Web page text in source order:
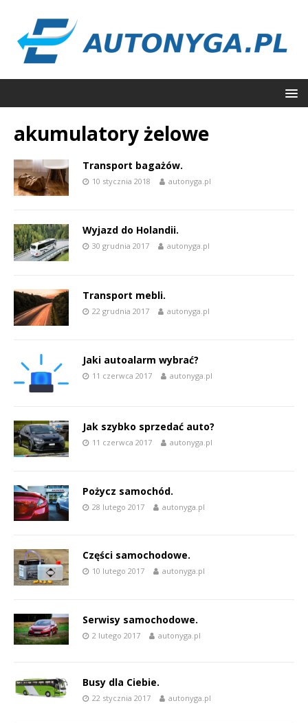
akumulatory żelowe
Transport bagażów.
10 stycznia 2018 autonyga.pl
Wyjazd do Holandii.
30 grudnia 2017 autonyga.pl
Transport mebli.
22 grudnia 2017 autonyga.pl
Jaki autoalarm wybrać?
11 czerwca 2017 autonyga.pl
Jak szybko sprzedać auto?
11 czerwca 2017 autonyga.pl
Pożycz samochód.
28 lutego 2017 autonyga.pl
Części samochodowe.
10 lutego 2017 autonyga.pl
Serwisy samochodowe.
2 lutego 2017 autonyga.pl
Busy dla Ciebie.
22 stycznia 2017 autonyga.pl